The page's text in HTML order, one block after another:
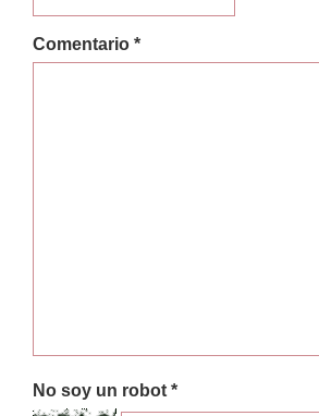
Comentario *
No soy un robot *